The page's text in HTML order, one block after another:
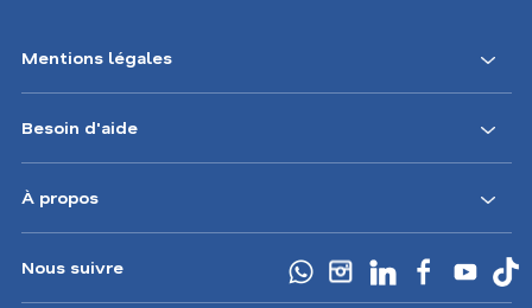
Footer
Navigation
CA
Mentions légales
Besoin d'aide
À propos
Nous suivre